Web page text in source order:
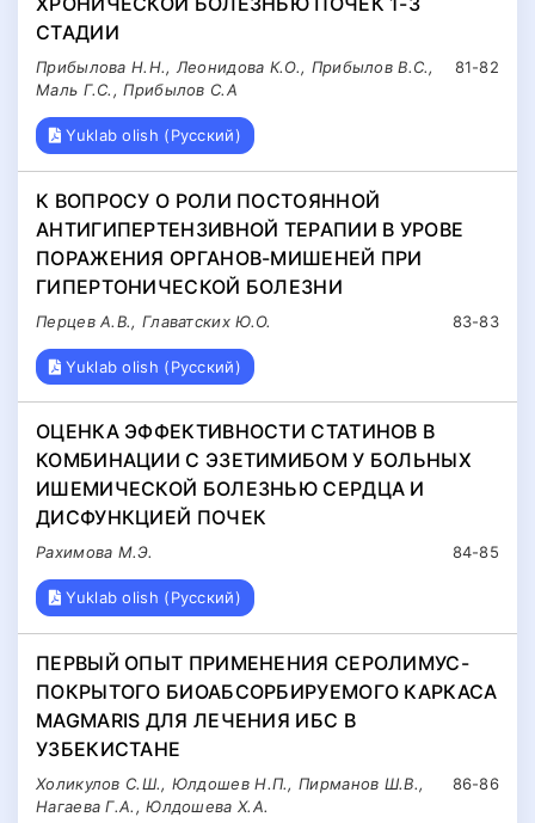
СТАДИИ
81-82
Прибылова Н.Н., Леонидова К.О., Прибылов В.С.,
Маль Г.С., Прибылов С.А
Yuklab olish (Русский)
К ВОПРОСУ О РОЛИ ПОСТОЯННОЙ
АНТИГИПЕРТЕНЗИВНОЙ ТЕРАПИИ В УРОВЕ
ПОРАЖЕНИЯ ОРГАНОВ-МИШЕНЕЙ ПРИ
ГИПЕРТОНИЧЕСКОЙ БОЛЕЗНИ
83-83
Перцев А.В., Главатских Ю.О.
Yuklab olish (Русский)
ОЦЕНКА ЭФФЕКТИВНОСТИ СТАТИНОВ В
КОМБИНАЦИИ С ЭЗЕТИМИБОМ У БОЛЬНЫХ
ИШЕМИЧЕСКОЙ БОЛЕЗНЬЮ СЕРДЦА И
ДИСФУНКЦИЕЙ ПОЧЕК
84-85
Рахимова М.Э.
Yuklab olish (Русский)
ПЕРВЫЙ ОПЫТ ПРИМЕНЕНИЯ СЕРОЛИМУС-
ПОКРЫТОГО БИОАБСОРБИРУЕМОГО КАРКАСA
MAGMARIS ДЛЯ ЛЕЧЕНИЯ ИБС В
УЗБЕКИСТАНЕ
86-86
Холикулов С.Ш., Юлдошев Н.П., Пирманов Ш.В.,
Нагаева Г.А., Юлдошева Х.А.